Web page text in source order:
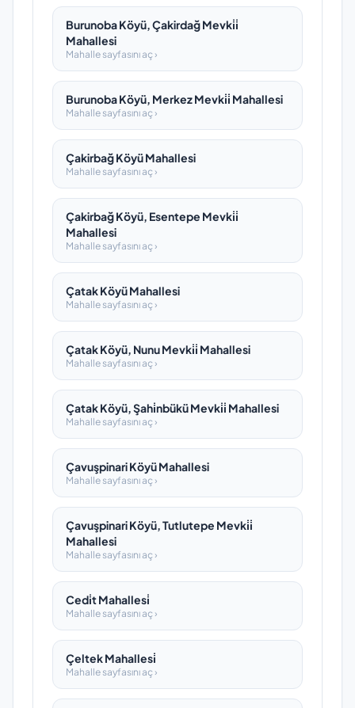
Burunoba Köyü, Çakirdağ Mevki̇i̇
Mahallesi
Mahalle sayfasını aç ›
Burunoba Köyü, Merkez Mevki̇i̇ Mahallesi
Mahalle sayfasını aç ›
Çakirbağ Köyü Mahallesi
Mahalle sayfasını aç ›
Çakirbağ Köyü, Esentepe Mevki̇i̇
Mahallesi
Mahalle sayfasını aç ›
Çatak Köyü Mahallesi
Mahalle sayfasını aç ›
Çatak Köyü, Nunu Mevki̇i̇ Mahallesi
Mahalle sayfasını aç ›
Çatak Köyü, Şahi̇nbükü Mevki̇i̇ Mahallesi
Mahalle sayfasını aç ›
Çavuşpinari Köyü Mahallesi
Mahalle sayfasını aç ›
Çavuşpinari Köyü, Tutlutepe Mevki̇i̇
Mahallesi
Mahalle sayfasını aç ›
Cedi̇t Mahallesi̇
Mahalle sayfasını aç ›
Çeltek Mahallesi̇
Mahalle sayfasını aç ›